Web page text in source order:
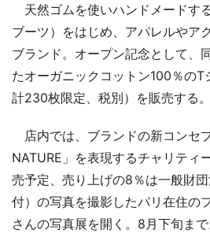
天然ゴムを使いハンドメードす
ブーツ）をはじめ、アパレルやア
ブランド。オープン記念として、
たオーガニックコットン100％の
計230枚限定、税別）を販売する。
店内では、ブランドの新コンセ
NATURE」を表現するチャリティ
売予定、売り上げの8％は一般財
付）の写真を撮影したパリ在住の
さんの写真展を開く。8月下旬まで